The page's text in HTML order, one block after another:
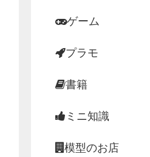
ゲーム
プラモ
書籍
ミニ知識
模型のお店